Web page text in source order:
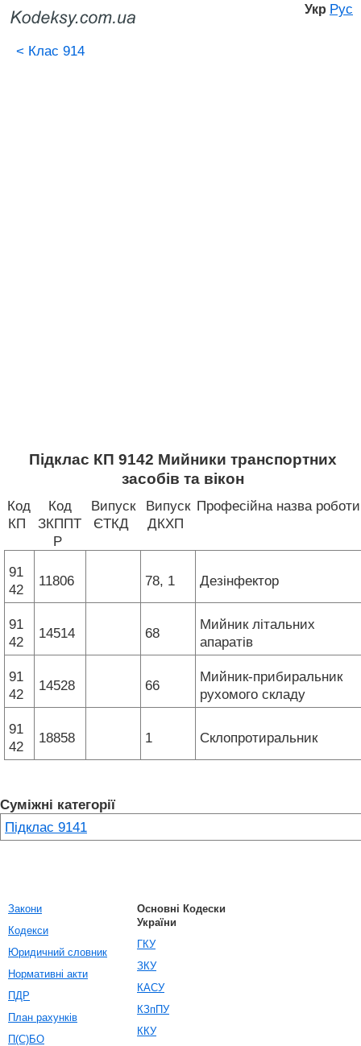
Укр Рус
< Клас 914
Підклас КП 9142 Мийники транспортних
засобів та вікон
Код
КП
Код
ЗКППТ
Р
Випуск
ЄТКД
Випуск
ДКХП
Професійна назва роботи
91
42
11806 78, 1 Дезінфектор
91
42
14514 68
Мийник літальних
апаратів
91
42
14528 66
Мийник-прибиральник
рухомого складу
91
42
18858 1 Склопротиральник
Суміжні категорії
Підклас 9141
Закони
Кодекси
Юридичний словник
Нормативні акти
ПДР
План рахунків
П(С)БО
Основні Кодески
України
ГКУ
ЗКУ
КАСУ
КЗпПУ
ККУ